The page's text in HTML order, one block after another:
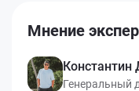
Мнение
Константин
Генеральный